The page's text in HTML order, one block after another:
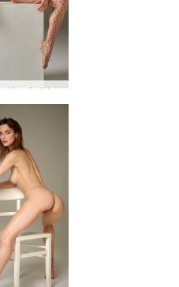
Flóru tónn freistakona